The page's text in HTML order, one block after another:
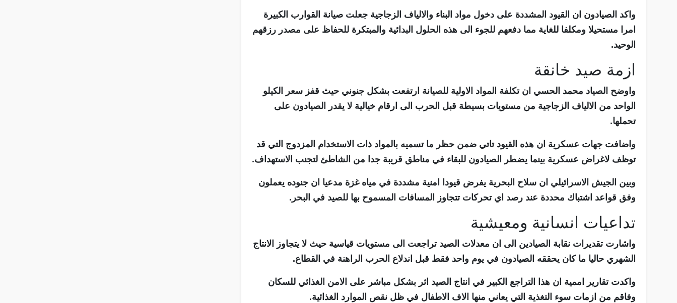
واكد الصيادون ان القيود المشددة على دخول مواد البناء والالياف الزجاجية جعلت صيانة القوارب الكبيرة
امرا مستحيلا ومكلفا للغاية مما دفعهم للجوء الى هذه الحلول البدائية والمبتكرة للحفاظ على مصدر رزقهم
الوحيد.
ازمة صيد خانقة
واوضح الصياد محمد الحسي ان تكلفة المواد الاولية للصيانة ارتفعت بشكل جنوني حيث قفز سعر الكيلو
الواحد من الالياف الزجاجية من مستويات بسيطة قبل الحرب الى ارقام خيالية لا يقدر الصيادون على
تحملها.
واضافت جهات عسكرية ان هذه القيود تاتي ضمن حظر ما تسميه بالمواد ذات الاستخدام المزدوج التي قد
توظف لاغراض عسكرية بينما يضطر الصيادون للبقاء في مناطق قريبة جدا من الشاطئ لتجنب الاستهداف.
وبين الجيش الاسرائيلي ان سلاح البحرية يفرض قيودا امنية مشددة في مياه غزة مدعيا ان جنوده يعملون
وفق قواعد اشتباك محددة عند رصد اي تحركات تتجاوز المسافات المسموح بها للصيد في البحر.
تداعيات انسانية ومعيشية
واشارت تقديرات نقابة الصيادين الى ان معدلات الصيد تراجعت الى مستويات قياسية حيث لا يتجاوز الانتاج
الشهري حاليا ما كان يحققه الصيادون في يوم واحد فقط قبل اندلاع الحرب الراهنة في القطاع.
واكدت تقارير اممية ان هذا التراجع الكبير في انتاج الصيد اثر بشكل مباشر على الامن الغذائي للسكان
وفاقم من ازمات سوء التغذية التي يعاني منها الاف الاطفال في ظل نقص الموارد الغذائية.